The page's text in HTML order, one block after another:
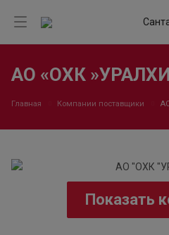
АО «ОХК
Главная Компании поставщики
Показать